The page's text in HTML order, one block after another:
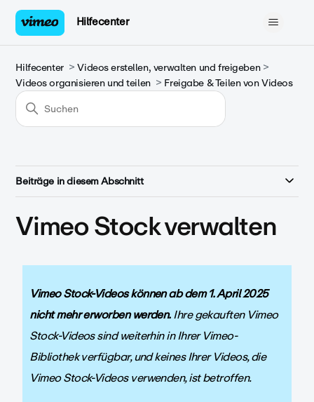
Hilfecenter
Hilfecenter
Videos erstellen, verwalten und freigeben
Videos organisieren und teilen
Freigabe & Teilen von Videos
Beiträge in diesem Abschnitt
Vimeo Stock verwalten
Vimeo Stock-Videos können ab dem 1. April 2025
nicht mehr erworben werden.Ihre gekauften Vimeo
Stock-Videos sind weiterhin in Ihrer Vimeo-
Bibliothek verfügbar, und keines Ihrer Videos, die
Vimeo Stock-Videos verwenden, ist betroffen.